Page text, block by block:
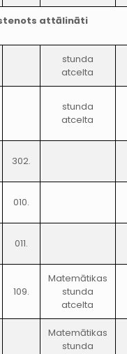
attālināti
stunda
atcelta
stunda
atcelta
302.
010.
011.
109.
Matemātikas
stunda
atcelta
Matemātikas
stunda